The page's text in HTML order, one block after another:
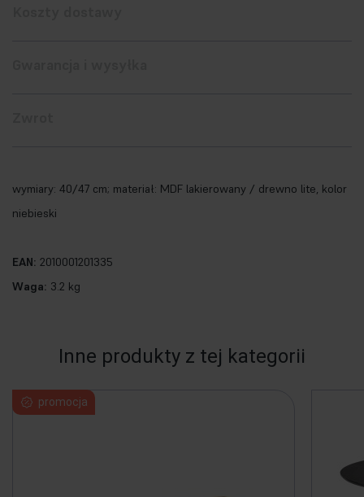
wymiary: 40/47 cm; materiał: MDF lakierowany / drewno lite, kolor
niebieski
EAN: 2010001201335
Waga: 3.2 kg
Inne produkty z tej kategorii
promocja